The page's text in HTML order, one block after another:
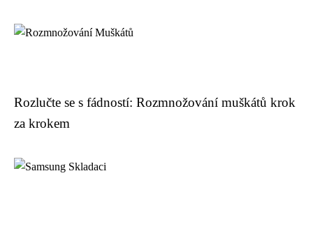
Rozlučte se s fádností: Rozmnožování muškátů krok
za krokem